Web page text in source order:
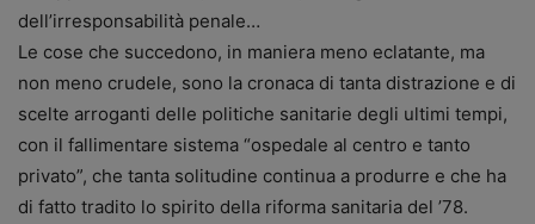
dell’irresponsabilità penale…
Le cose che succedono, in maniera meno eclatante, ma
non meno crudele, sono la cronaca di tanta distrazione e di
scelte arroganti delle politiche sanitarie degli ultimi tempi,
con il fallimentare sistema “ospedale al centro e tanto
privato”, che tanta solitudine continua a produrre e che ha
di fatto tradito lo spirito della riforma sanitaria del ’78.